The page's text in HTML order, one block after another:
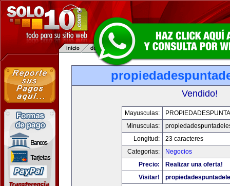
Vendido!
Mayusculas:
Minusculas:
Longitud:
23 caracteres
Categorias:
Negocios
Precio:
Realizar una oferta!
Visitar!